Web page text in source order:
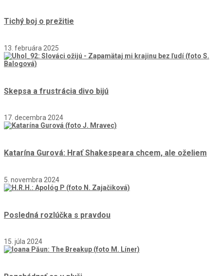
Tichý boj o prežitie
13. februára 2025
Skepsa a frustrácia divo bijú
17. decembra 2024
Katarína Gurová: Hrať Shakespeara chcem, ale oželiem
5. novembra 2024
Posledná rozlúčka s pravdou
15. júla 2024